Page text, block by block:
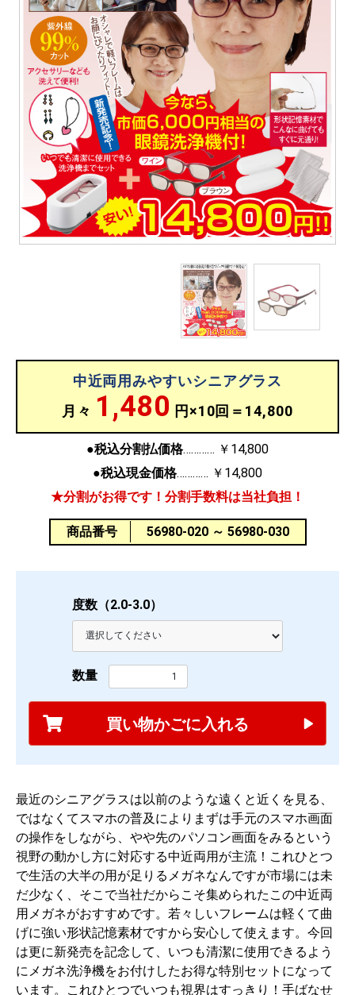
中近両用みやすいシニアグラス
月々 1,480 円×10回＝14,800
●税込分割払価格
￥14,800
●税込現金価格
￥14,800
★分割がお得です！分割手数料は当社負担！
商品番号 56980-020 ～ 56980-030
度数（2.0-3.0）
数量
買い物かごに入れる
最近のシニアグラスは以前のような遠くと近くを見る、
ではなくてスマホの普及によりまずは手元のスマホ画面
の操作をしながら、やや先のパソコン画面をみるという
視野の動かし方に対応する中近両用が主流！これひとつ
で生活の大半の用が足りるメガネなんですが市場には未
だ少なく、そこで当社だからこそ集められたこの中近両
用メガネがおすすめです。若々しいフレームは軽くて曲
げに強い形状記憶素材ですから安心して使えます。今回
は更に新発売を記念して、いつも清潔に使用できるよう
にメガネ洗浄機をお付けしたお得な特別セットになって
います。これひとつでいつも視界はすっきり！手ばなせ